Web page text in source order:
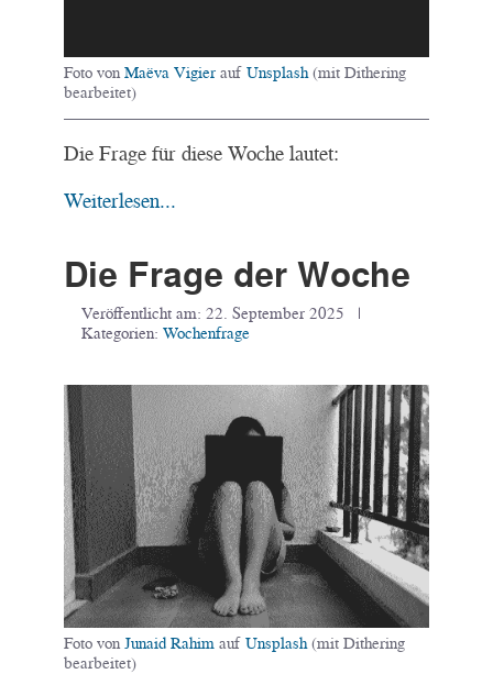
Foto vonMaëva Vigier aufUnsplash (mit Dithering
bearbeitet)
Die Frage für diese Woche lautet:
Weiterlesen...
Die Frage der Woche
Veröffentlicht am: 22. September 2025
|
Kategorien: Wochenfrage
Foto vonJunaid Rahim aufUnsplash(mit Dithering
bearbeitet)